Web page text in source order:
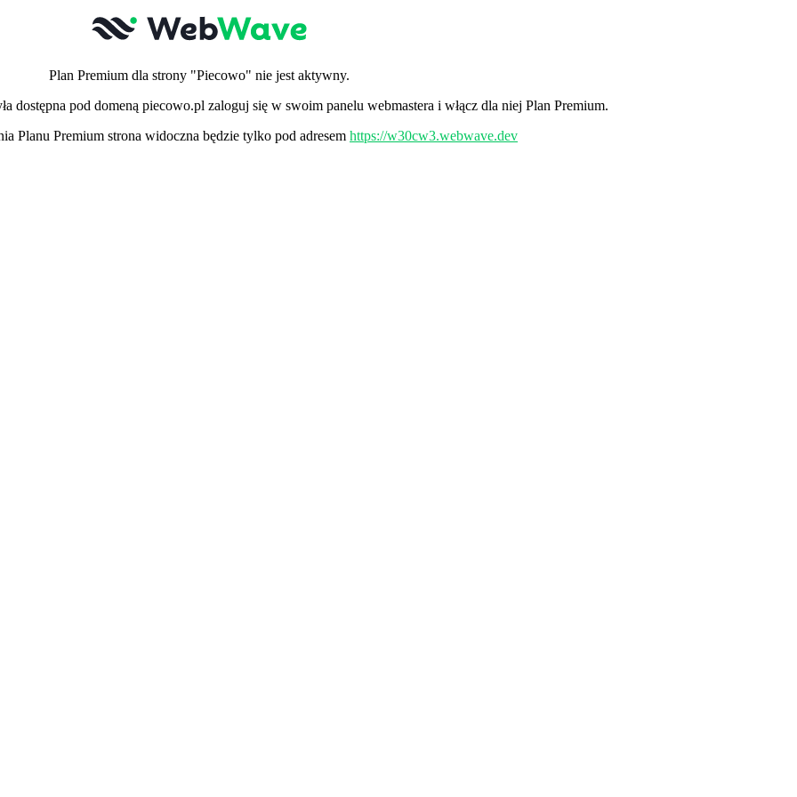
Plan Premium dla strony "Piecowo" nie jest aktywny.
dostępna pod domeną piecowo.pl zaloguj się w swoim panelu webmastera i włącz dla niej Plan Premium.
Planu Premium strona widoczna będzie tylko pod adresem https://w30cw3.webwave.dev